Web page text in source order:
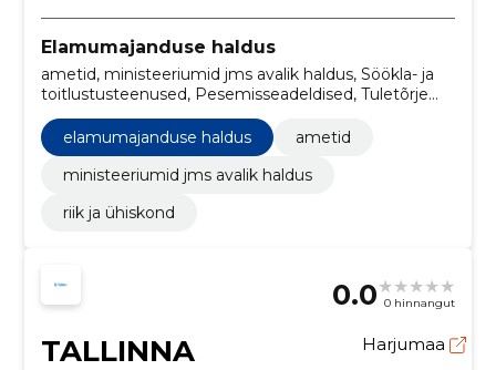
Elamumajanduse haldus
ametid, ministeeriumid jms avalik haldus, Söökla- ja
toitlustusteenused, Pesemisseadeldised, Tuletõrje
häiresüsteemi paigaldustööd, Teetööd,
Sotsiaalteenuste hoonete ehitustööd,
õigusteenused, hoone viimistlustööd, Koolimajade
ehitustööd
elamumajanduse haldus
ametid
ministeeriumid jms avalik haldus
riik ja ühiskond
0.0 0 hinnangut
TALLINNA
Harjumaa